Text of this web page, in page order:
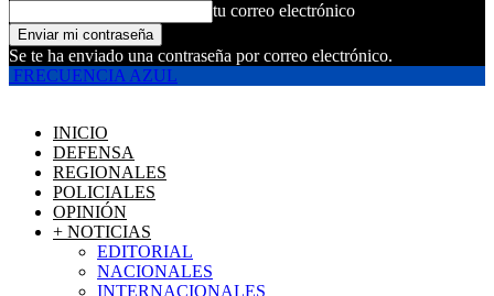
tu correo electrónico
Se te ha enviado una contraseña por correo electrónico.
FRECUENCIA AZUL
INICIO
DEFENSA
REGIONALES
POLICIALES
OPINIÓN
+ NOTICIAS
EDITORIAL
NACIONALES
INTERNACIONALES